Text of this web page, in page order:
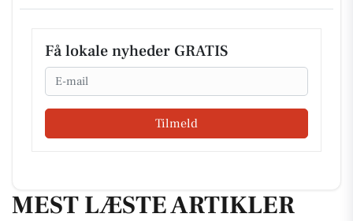
Få lokale nyheder GRATIS
Email
Tilmeld
MEST LÆSTE ARTIKLER